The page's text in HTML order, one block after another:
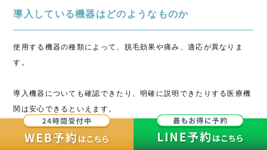
導入している機器はどのようなものか
使用する機器の種類によって、脱毛効果や痛み、適応が異なりま
す。
導入機器についても確認できたり、明確に説明できたりする医療機
関は安心できるといえます。